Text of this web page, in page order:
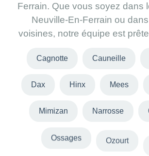
Ferrain. Que vous soyez dans
Neuville-En-Ferrain ou
voisines, notre équipe est
Cagnotte Cauneille
Dax Hinx Mees
Mimizan Narrosse
Ossages Ozourt